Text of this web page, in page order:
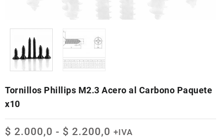
Tornillos Phillips M2.3 Acero al Carbono Paquete
x10
$ 2.000,0 - $ 2.200,0 Rango
+IVA